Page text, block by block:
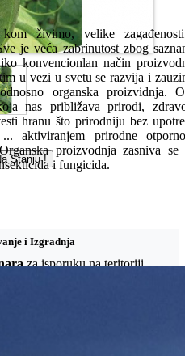
živimo, velike
je veća zabrinutost zbog
konvencionlan način
u vezi u svetu se razvija i
organska proizvidnja.
nas približava prirodi,
hranu što prirodniju bez
aktiviranjem prirodne
proizvodnja zasniva se
i fungicida.
i Izgradnja
Stanju !
za isporuku na teritoriji
kontaktirate za informacije o